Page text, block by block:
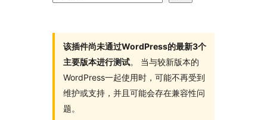
该插件尚未通过WordPress的最新3个
主要版本进行测试。 当与较新版本的
WordPress一起使用时，可能不再受到
维护或支持，并且可能会存在兼容性问
题。